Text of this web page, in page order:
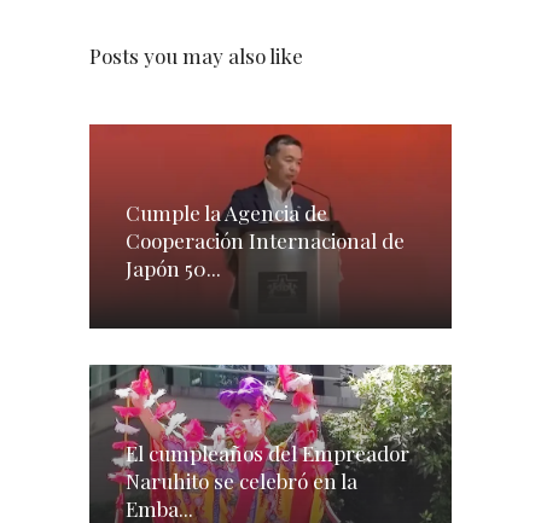
Posts you may also like
Cumple la Agencia de
Cooperación Internacional de
Japón 50...
El cumpleaños del Empreador
Naruhito se celebró en la
Emba...